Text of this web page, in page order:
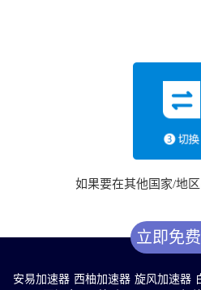
如果要在其他国家/地区
立即免
安易加速器 西柚加速器 旋风加速器